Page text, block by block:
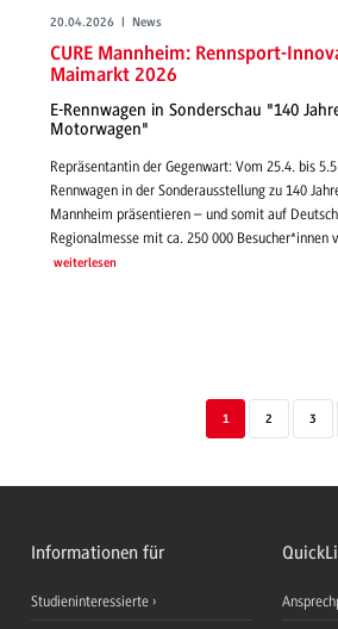
20.04.2026 | News
CURE Mannheim: Rennsport-
Maimarkt 2026
E-Rennwagen in Sonderschau "140
Motorwagen"
Repräsentantin der Gegenwart: Vom 25.4. bis
Rennwagen in der Sonderausstellung zu 140
Mannheim präsentieren – und somit auf
Regionalmesse mit ca. 250 000 Besucher*innen
weiterlesen
1 2 3
Informationen für
Studieninteressierte